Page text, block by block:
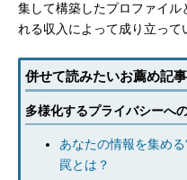
集して構築したプロファイル
れる収入によって成り立って
併せて読みたいお薦め記事
多様化するプライバシーへ
あなたの情報を集め
罠とは？